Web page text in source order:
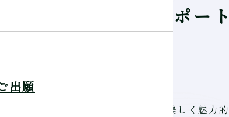
出願
テクニックを学ぶポー
撮影に挑戦します。モデルをより美しく魅力